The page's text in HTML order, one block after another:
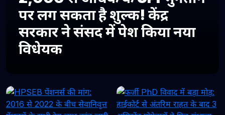
पर लग सकता है शुल्क! केंद्र
सरकार ने संसद में पेश किया नया
विधेयक